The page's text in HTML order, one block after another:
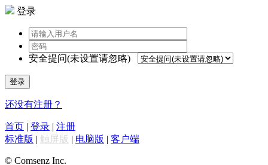
登录
安全提问(未设置请忽略)
登录
还没有注册？
首页 | 登录 | 注册
标准版 | 触屏版 | 电脑版 | 客户端
© Comsenz Inc.